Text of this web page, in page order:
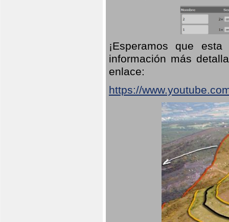
¡Esperamos que
información más
enlace:
https://